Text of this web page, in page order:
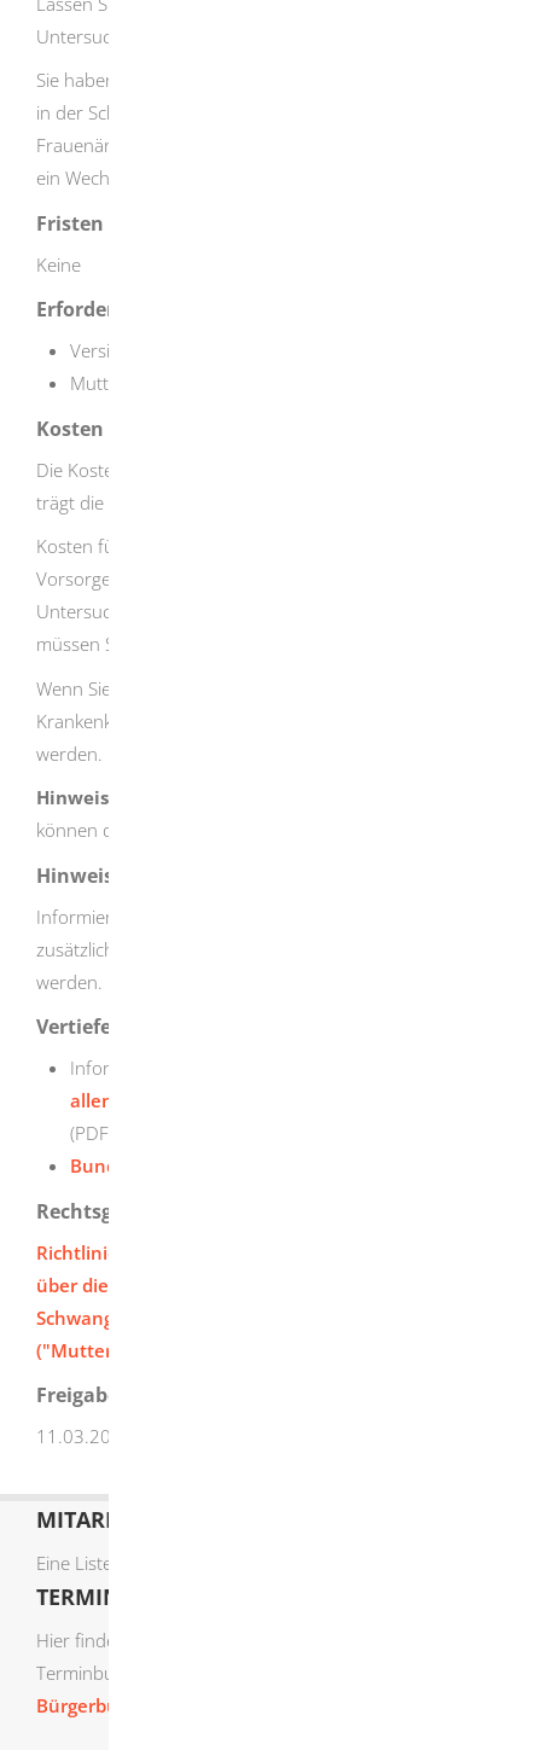
Untersuchung beraten.
Sie haben die Wahl, ob Sie die Vorsorgeuntersuchungen
in der Schwangerschaft bei einem Frauenarzt/einer
Frauenärztin oder einer Hebamme wahrnehmen. Auch
ein Wechsel zwischen Arzt und Hebamme ist möglich.
Fristen
Keine
Erforderliche Unterlagen
Versichertenkarte
Mutterpass
Kosten
Die Kosten für die normalen Vorsorgeuntersuchungen
trägt die Krankenkasse.
Kosten für Untersuchungen, die über die regelmäßigen
Vorsorgeuntersuchungen hinausgehen und
Untersuchungen im Rahmen der Pränataldiagnostik
müssen Sie selbst tragen.
Wenn Sie privat versichert sind, sollten Sie sich bei Ihrer
Krankenkasse erkundigen, welche Leistungen bezahlt
werden.
Hinweis:
können die Kosten vom Sozialamt übernommen werden.
Hinweise
Informieren Sie sich bei Ihrer Krankenkasse, ob
zusätzliche Leistungen oder Angebote übernommen
werden.
Vertiefende Informationen
Informationsblatt "
allen Schwangeren ein HIV-Test angeboten?
(PDF)
Bundeszentrale für gesundheitliche Aufklärung
Rechtsgrundlage
Richtlinien des Gemeinsamen Bundesausschusses
über die ärztliche Betreuung während der
Schwangerschaft und nach der Entbindung
("Mutterschafts-Richtlinien")
Freigabevermerk
11.03.2026
MITARBEITERLISTE
Eine Liste der Mitarbeiter von A-Z finden Sie
TERMIN ONLINE BUCHEN
Hier finden Sie die verfügbaren Sachgebiete zur Online-
Terminbuchung:
Bürgerbüro Termine online buchen